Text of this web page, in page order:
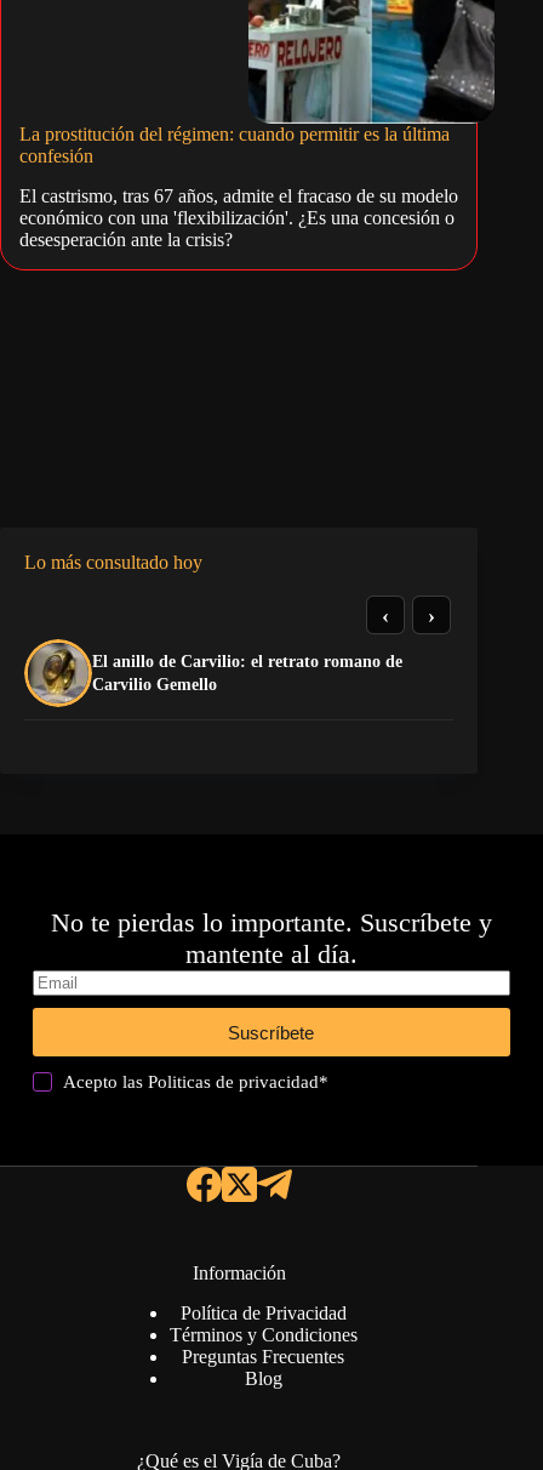
La prostitución del régimen: cuando permitir es la última
confesión
El castrismo, tras 67 años, admite el fracaso de su modelo
económico con una 'flexibilización'. ¿Es una concesión o
desesperación ante la crisis?
Lo más consultado hoy
El anillo de Carvilio: el retrato romano de
Carvilio Gemello
‹ ›
No te pierdas lo importante. Suscríbete y
mantente al día.
Suscríbete
Acepto lasPoliticas de privacidad*
Información
Política de Privacidad
Términos y Condiciones
Preguntas Frecuentes
Blog
¿Qué es el Vigía de Cuba?